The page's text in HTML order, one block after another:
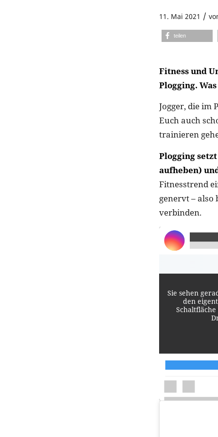
11. Mai 2021 /
teilen
Fitness und
Plogging.
Jogger, die im
Euch auch
trainieren
Plogging
aufheben)
Fitnesstrend
genervt – also
verbinden.
Sie sehen
den